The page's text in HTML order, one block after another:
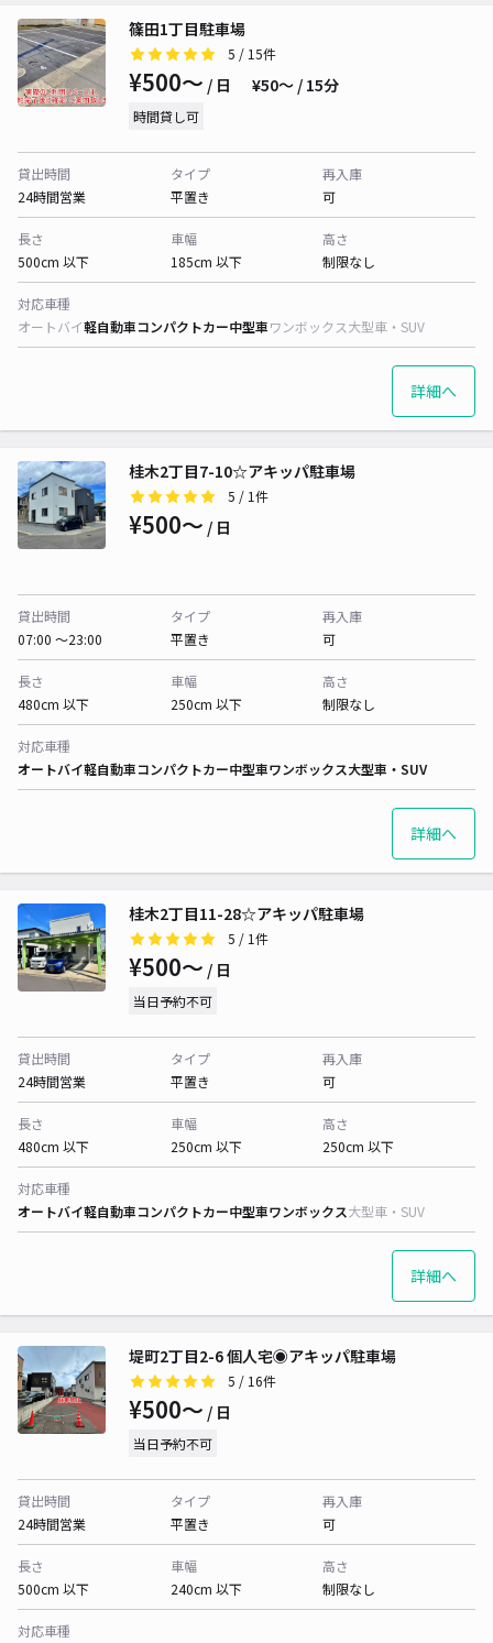
篠田1丁目駐車場
5 / 15件
¥500〜 / 日 ¥50〜 / 15分
時間貸し可
貸出時間
24時間営業
タイプ
平置き
再入庫
可
長さ
500cm 以下
車幅
185cm 以下
高さ
制限なし
対応車種
オートバイ軽自動車コンパクトカー中型車ワンボックス大型車・SUV
詳細へ
桂木2丁目7-10☆アキッパ駐車場
5 / 1件
¥500〜 / 日
貸出時間
07:00 〜23:00
タイプ
平置き
再入庫
可
長さ
480cm 以下
車幅
250cm 以下
高さ
制限なし
対応車種
オートバイ軽自動車コンパクトカー中型車ワンボックス大型車・SUV
詳細へ
桂木2丁目11-28☆アキッパ駐車場
5 / 1件
¥500〜 / 日
当日予約不可
貸出時間
24時間営業
タイプ
平置き
再入庫
可
長さ
480cm 以下
車幅
250cm 以下
高さ
250cm 以下
対応車種
オートバイ軽自動車コンパクトカー中型車ワンボックス大型車・SUV
詳細へ
堤町2丁目2-6 個人宅◉アキッパ駐車場
5 / 16件
¥500〜 / 日
当日予約不可
貸出時間
24時間営業
タイプ
平置き
再入庫
可
長さ
500cm 以下
車幅
240cm 以下
高さ
制限なし
対応車種